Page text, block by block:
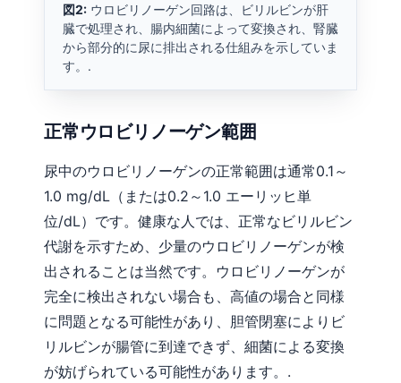
図2: ウロビリノーゲン回路は、ビリルビンが肝
臓で処理され、腸内細菌によって変換され、腎臓
から部分的に尿に排出される仕組みを示していま
す。.
正常ウロビリノーゲン範囲
尿中のウロビリノーゲンの正常範囲は通常0.1～
1.0 mg/dL（または0.2～1.0 エーリッヒ単
位/dL）です。健康な人では、正常なビリルビン
代謝を示すため、少量のウロビリノーゲンが検
出されることは当然です。ウロビリノーゲンが
完全に検出されない場合も、高値の場合と同様
に問題となる可能性があり、胆管閉塞によりビ
リルビンが腸管に到達できず、細菌による変換
が妨げられている可能性があります。.